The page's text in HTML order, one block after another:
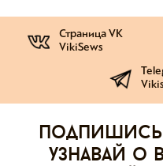
Страница VK
VikiSews
Подпишись
узнавай о